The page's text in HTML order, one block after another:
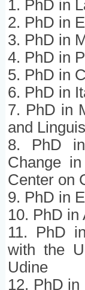
1. PhD in
2. PhD in
3. PhD in
4. PhD in
5. PhD in
6. PhD in
7. PhD in
and
8. PhD
Change
Center on
9. PhD in
10. PhD in
11. PhD
with the
Udine
12. PhD